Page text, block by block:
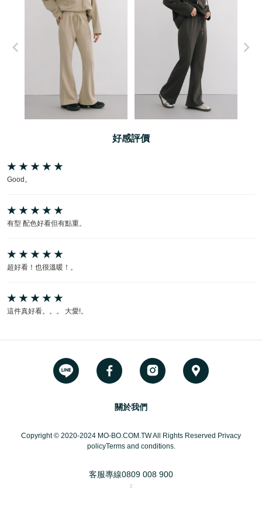
好感評價
Good。
有型 配色好看但有點重。
超好看！也很溫暖！。
這件真好看。。。 大愛!。
關於我們
Copyright © 2020-2024 MO-BO.COM.TW All Rights Reserved Privacy
policyTerms and conditions.
客服專線0809 008 900
2